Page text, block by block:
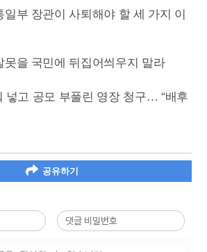
부 장관이 사퇴해야 할 세 가지 이
못을 국민에 뒤집어씌우지 말라
넣고 공모 부풀린 영장 청구… “배후
공유하기